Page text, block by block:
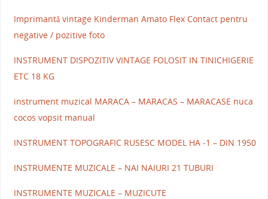
Imprimantă vintage Kinderman Amato Flex Contact pentru
negative / pozitive foto
INSTRUMENT DISPOZITIV VINTAGE FOLOSIT IN TINICHIGERIE
ETC 18 KG
instrument muzical MARACA – MARACAS – MARACASE nuca
cocos vopsit manual
INSTRUMENT TOPOGRAFIC RUSESC MODEL HA -1 – DIN 1950
INSTRUMENTE MUZICALE – NAI NAIURI 21 TUBURI
INSTRUMENTE MUZICALE – MUZICUTE